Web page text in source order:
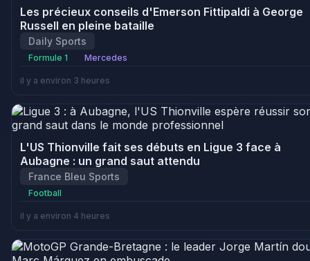
Les précieux conseils d'Emerson Fittipaldi à George
Russell en pleine bataille
Daily Sports
Formule 1 Mercedes
il y a environ 3 heures
L'US Thionville fait ses débuts en Ligue 3 face à
Aubagne : un grand saut attendu
France Bleu Sports
Football
il y a environ 4 heures